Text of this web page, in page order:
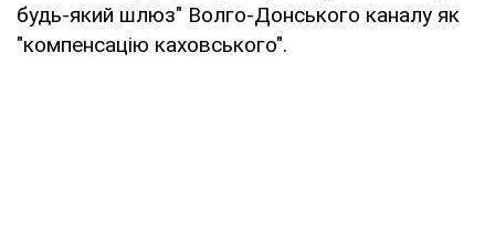
будь-який шлюз" Волго-Донського каналу як
"компенсацію каховського".